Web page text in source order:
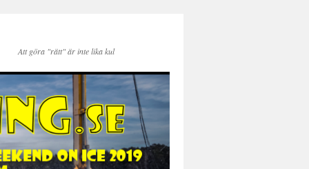
Att göra "rätt" är inte lika kul